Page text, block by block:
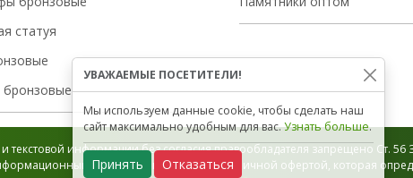
статуя
текстовой информации без согласия правообладателя запрещено Ст. 56
характер и не является публичной офертой, которая
УВАЖАЕМЫЕ ПОСЕТИТЕЛИ!
Мы используем данные cookie, чтобы сделать наш
сайт максимально удобным для вас.Узнать больше.
Принять Отказаться